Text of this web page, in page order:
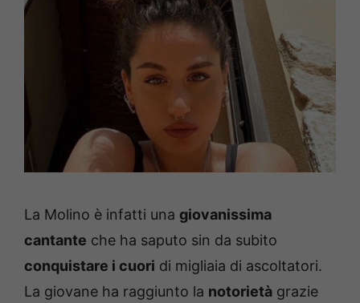
La Molino è infatti una giovanissima
cantante che ha saputo sin da subito
conquistare i cuori di migliaia di ascoltatori.
La giovane ha raggiunto la notorietà grazie